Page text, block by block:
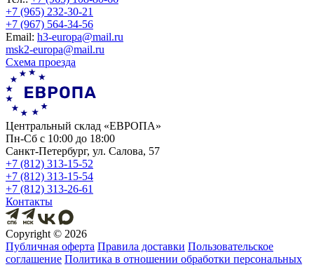
+7 (965) 232-30-21
+7 (967) 564-34-56
Еmail: h3-europa@mail.ru
msk2-europa@mail.ru
Схема проезда
Центральный склад «ЕВРОПА»
Пн-Сб с 10:00 до 18:00
Санкт-Петербург, ул. Салова, 57
+7 (812) 313-15-52
+7 (812) 313-15-54
+7 (812) 313-26-61
Контакты
Copyright © 2026
Публичная оферта Правила доставки Пользовательское
соглашение Политика в отношении обработки персональных